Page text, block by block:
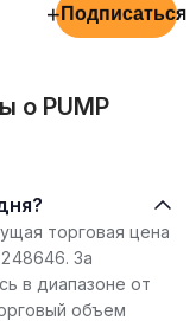
+ Подписаться
о PUMP
торговая цена
За
в диапазоне от
объем